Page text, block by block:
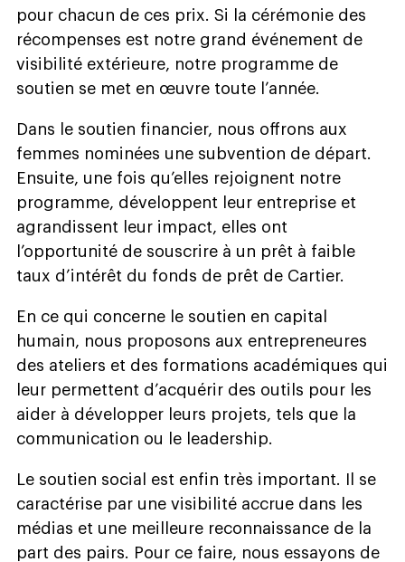
pour chacun de ces prix. Si la cérémonie des
récompenses est notre grand événement de
visibilité extérieure, notre programme de
soutien se met en œuvre toute l’année.
Dans le soutien financier, nous offrons aux
femmes nominées une subvention de départ.
Ensuite, une fois qu’elles rejoignent notre
programme, développent leur entreprise et
agrandissent leur impact, elles ont
l’opportunité de souscrire à un prêt à faible
taux d’intérêt du fonds de prêt de Cartier.
En ce qui concerne le soutien en capital
humain, nous proposons aux entrepreneures
des ateliers et des formations académiques qui
leur permettent d’acquérir des outils pour les
aider à développer leurs projets, tels que la
communication ou le leadership.
Le soutien social est enfin très important. Il se
caractérise par une visibilité accrue dans les
médias et une meilleure reconnaissance de la
part des pairs. Pour ce faire, nous essayons de